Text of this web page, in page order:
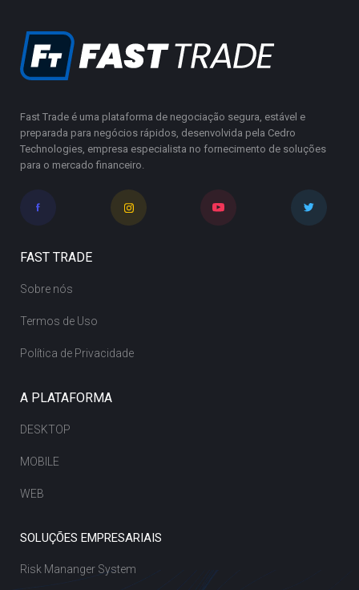
Fast Trade é uma plataforma de negociação segura, estável e
preparada para negócios rápidos, desenvolvida pela Cedro
Technologies, empresa especialista no fornecimento de soluções
para o mercado financeiro.
FAST TRADE
Sobre nós
Termos de Uso
Política de Privacidade
A PLATAFORMA
DESKTOP
MOBILE
WEB
SOLUÇÕES EMPRESARIAIS
Risk Mananger System